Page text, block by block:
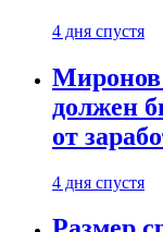
4 дня спустя
должен
от
4 дня спустя